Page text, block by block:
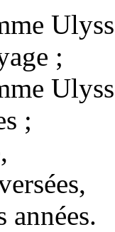
;
;
années.